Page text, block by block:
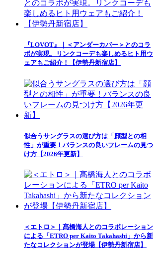
『LOVOT』｜＜アンダーカバー＞とのコラ
ボが実現。リンクコーデも楽しめるヒト用ウ
ェアもご紹介！【伊勢丹新宿店】
似合うサングラスの選び方は「顔型との相
性」が重要！バランスの良いフレームの見つ
け方【2026年更新】
＜エトロ＞｜髙橋海人とのコラボレーション
による「ETRO per Kaito Takahashi」から新
たなコレクションが登場【伊勢丹新宿店】